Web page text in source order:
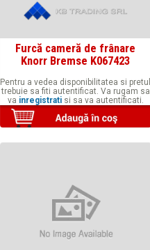
Furcă cameră de frânare
Knorr Bremse K067423
Pentru a vedea disponibilitatea si pretul
trebuie sa fiti autentificat. Va rugam sa
va inregistratisi sa va autentificati.